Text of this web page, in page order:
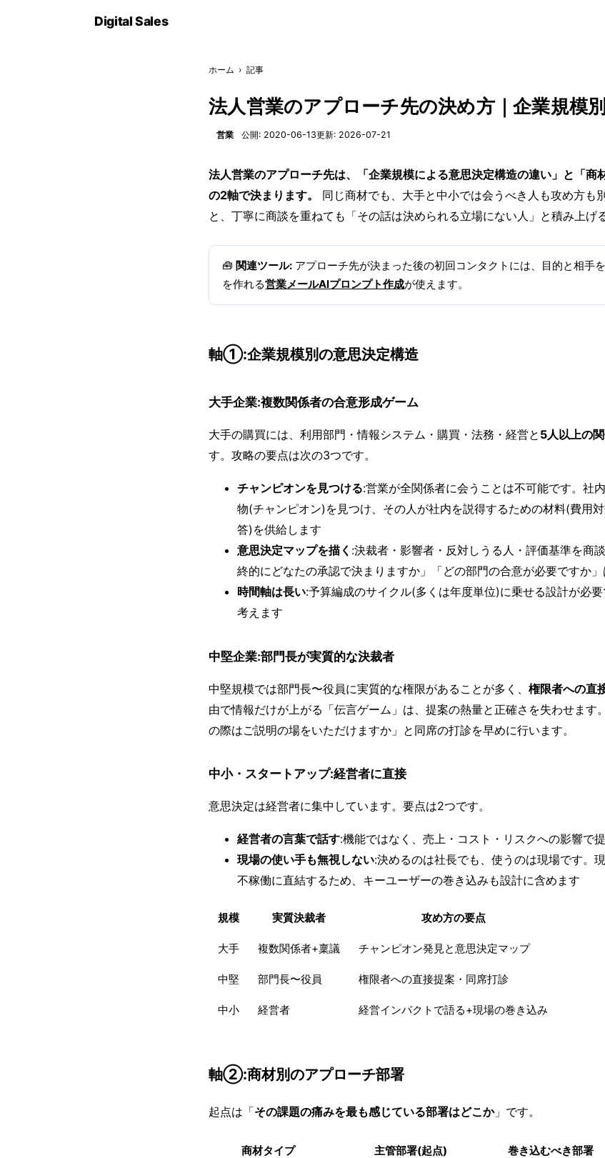
DigitalSales
ホーム › 記事
法人営業のアプローチ先の決め方｜企業規模
営業 公開: 2020-06-13更新: 2026-07-21
法人営業のアプローチ先は、「企業規模による意思決定構造の違い」と「商
の2軸で決まります。
同じ商材でも、大手と中小では会うべき人も攻め方も
と、丁寧に商談を重ねても「その話は決められる立場にない人」と積み上げ
🧰 関連ツール: アプローチ先が決まった後の初回コンタクトには、目的と相手
を作れる営業メールAIプロンプト作成が使えます。
軸①:企業規模別の意思決定構造
大手企業:複数関係者の合意形成ゲーム
大手の購買には、利用部門・情報システム・購買・法務・経営と 5人以上の
す。攻略の要点は次の3つです。
チャンピオンを見つける:営業が全関係者に会うことは不可能です。社
物(チャンピオン)を見つけ、その人が社内を説得するための材料(費用
答)を供給します
意思決定マップを描く :決裁者・影響者・反対しうる人・評価基準を商
終的にどなたの承認で決まりますか」「どの部門の合意が必要ですか
時間軸は長い:予算編成のサイクル(多くは年度単位)に乗せる設計が必
考えます
中堅企業:部門長が実質的な決裁者
中堅規模では部門長〜役員に実質的な権限があることが多く、 権限者への直
由で情報だけが上がる「伝言ゲーム」は、提案の熱量と正確さを失わせます
の際はご説明の場をいただけますか」と同席の打診を早めに行います。
中小・スタートアップ:経営者に直接
意思決定は経営者に集中しています。要点は2つです。
経営者の言葉で話す:機能ではなく、売上・コスト・リスクへの影響で
現場の使い手も無視しない:決めるのは社長でも、使うのは現場です。
不稼働に直結するため、キーユーザーの巻き込みも設計に含めます
規模 実質決裁者 攻め方の要点
大手 複数関係者+稟議 チャンピオン発見と意思決定マップ
中堅 部門長〜役員 権限者への直接提案・同席打診
中小 経営者 経営インパクトで語る+現場の巻き込み
軸②:商材別のアプローチ部署
起点は「その課題の痛みを最も感じている部署はどこか」です。
商材タイプ 主管部署(起点) 巻き込むべき部署